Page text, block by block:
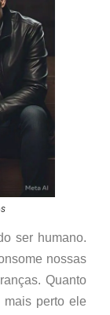
ser humano.
nossas
Quanto
perto ele